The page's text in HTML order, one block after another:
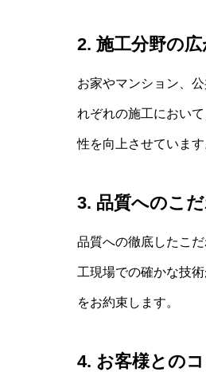
2. 施工分野の広
お家やマンション、
れぞれの施工におい
性を向上させています
3. 品質へのこ
品質への徹底したこ
工現場での確かな技
をお約束します。
4. お客様との